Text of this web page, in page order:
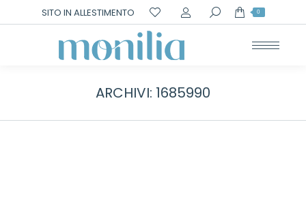
SITO IN ALLESTIMENTO Cerca: 0
ARCHIVI: 1685990